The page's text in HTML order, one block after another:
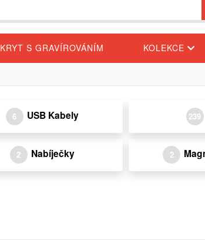
KRYT S GRAVÍROVÁNÍM KOLEKCE
6 USB Kabely 239
2 Nabíječky 2